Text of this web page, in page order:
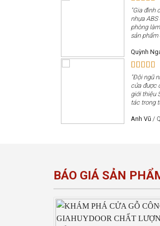
"Gia đình
nhựa
phòng
sản phẩm
Quỳnh
"Đội ngũ
cửa được
giới thiệu
tác trong
Anh Vũ /
BÁO GIÁ SẢN